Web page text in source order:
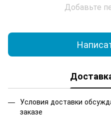
Добавьте
Условия доставки
заказе